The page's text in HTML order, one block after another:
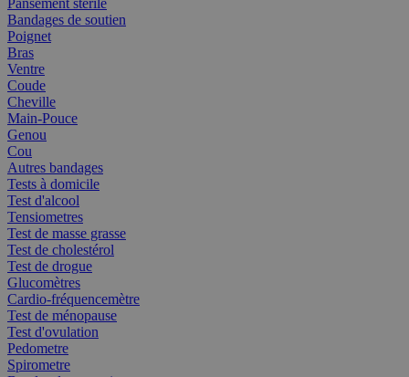
Pansement stérile
Bandages de soutien
Poignet
Bras
Ventre
Coude
Cheville
Main-Pouce
Genou
Cou
Autres bandages
Tests à domicile
Test d'alcool
Tensiometres
Test de masse grasse
Test de cholestérol
Test de drogue
Glucomètres
Cardio-fréquencemètre
Test de ménopause
Test d'ovulation
Pedometre
Spirometre